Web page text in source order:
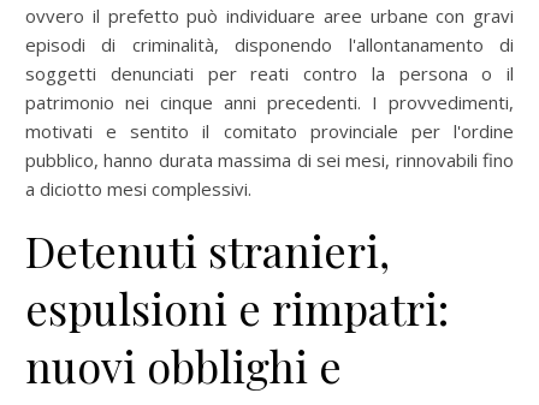
ovvero il prefetto può individuare aree urbane con gravi
episodi di criminalità, disponendo l'allontanamento di
soggetti denunciati per reati contro la persona o il
patrimonio nei cinque anni precedenti. I provvedimenti,
motivati e sentito il comitato provinciale per l'ordine
pubblico, hanno durata massima di sei mesi, rinnovabili fino
a diciotto mesi complessivi.
Detenuti stranieri,
espulsioni e rimpatri:
nuovi obblighi e